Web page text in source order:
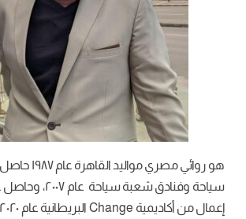
هو روائي مصري
مواليد
سياحة وفنادق شعبة
إعمال من أكاديمية Change